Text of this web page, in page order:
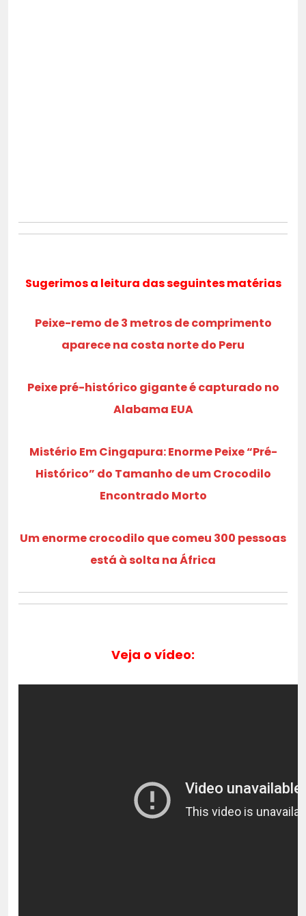
Sugerimos a leitura das seguintes matérias
Peixe-remo de 3 metros de comprimento
aparece na costa norte do Peru
Peixe pré-histórico gigante é capturado no
Alabama EUA
Mistério Em Cingapura: Enorme Peixe “Pré-
Histórico” do Tamanho de um Crocodilo
Encontrado Morto
Um enorme crocodilo que comeu 300 pessoas
está à solta na África
Veja o vídeo: